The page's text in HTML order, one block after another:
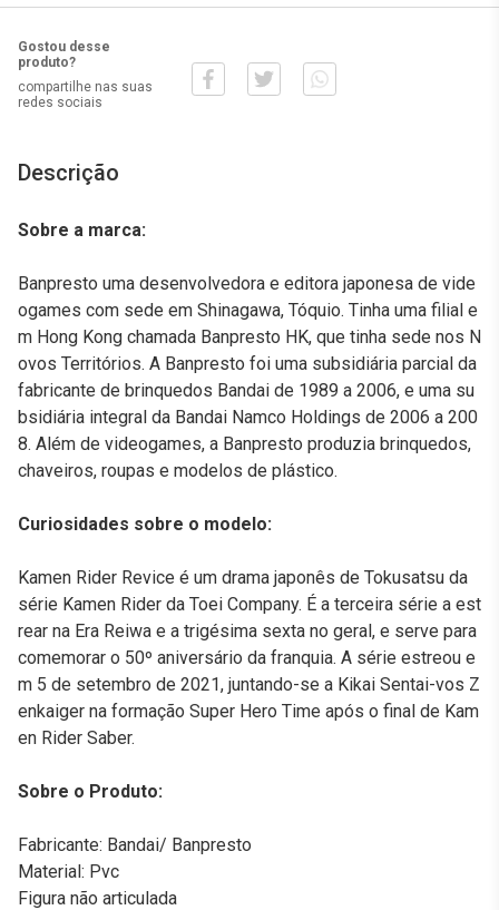
Gostou desse
produto?
compartilhe nas suas
redes sociais
Descrição
Sobre a marca:
Banpresto uma desenvolvedora e editora japonesa de vide
ogames com sede em Shinagawa, Tóquio. Tinha uma filial e
m Hong Kong chamada Banpresto HK, que tinha sede nos N
ovos Territórios. A Banpresto foi uma subsidiária parcial da
fabricante de brinquedos Bandai de 1989 a 2006, e uma su
bsidiária integral da Bandai Namco Holdings de 2006 a 200
8. Além de videogames, a Banpresto produzia brinquedos,
chaveiros, roupas e modelos de plástico.
Curiosidades sobre o modelo:
Kamen Rider Revice é um drama japonês de Tokusatsu da
série Kamen Rider da Toei Company. É a terceira série a est
rear na Era Reiwa e a trigésima sexta no geral, e serve para
comemorar o 50º aniversário da franquia. A série estreou e
m 5 de setembro de 2021, juntando-se a Kikai Sentai-vos Z
enkaiger na formação Super Hero Time após o final de Kam
en Rider Saber.
Sobre o Produto:
Fabricante: Bandai/ Banpresto
Material: Pvc
Figura não articulada